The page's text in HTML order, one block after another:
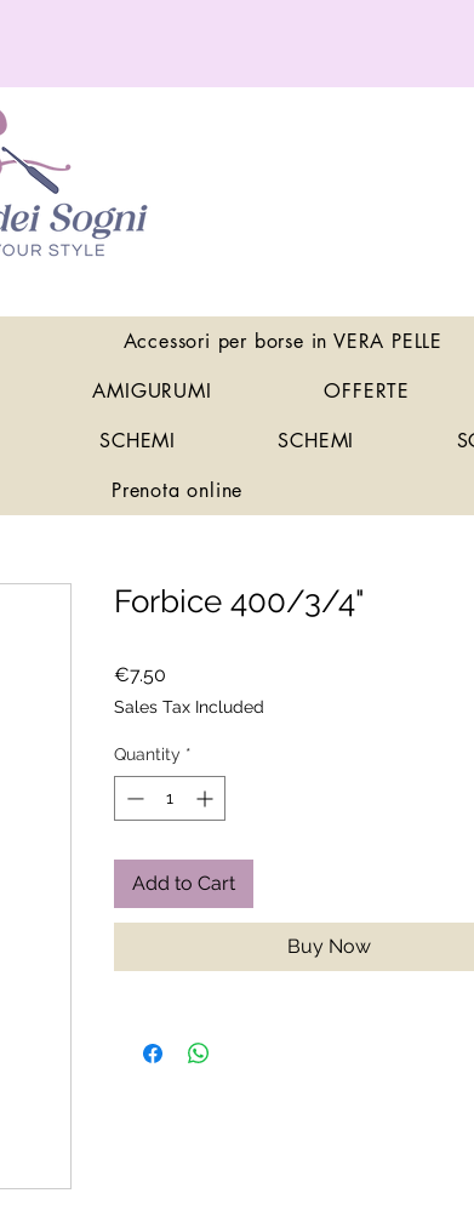
Forbice 400/3/4"
€7.50
Sales Tax Included
Quantity *
Add to Cart
Buy Now
Accessori per borse in VERA PELLE
AMIGURUMI OFFERTE
SCHEMI SCHEMI
Prenota online